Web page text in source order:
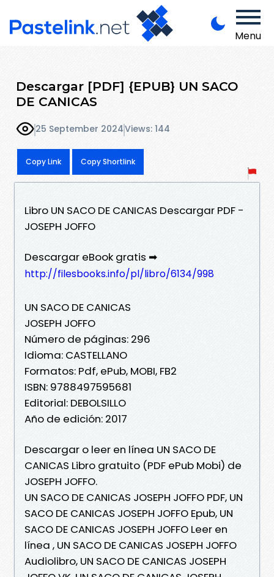
Menu
Descargar [PDF] {EPUB} UN SACO
DE CANICAS
25 September 2024Views: 144
Copy Link Copy Shortlink
Libro UN SACO DE CANICAS Descargar PDF -
JOSEPH JOFFO
Descargar eBook gratis ➡
http://filesbooks.info/pl/libro/6134/998
UN SACO DE CANICAS
JOSEPH JOFFO
Número de páginas: 296
Idioma: CASTELLANO
Formatos: Pdf, ePub, MOBI, FB2
ISBN: 9788497595681
Editorial: DEBOLSILLO
Año de edición: 2017
Descargar o leer en línea UN SACO DE
CANICAS Libro gratuito (PDF ePub Mobi) de
JOSEPH JOFFO.
UN SACO DE CANICAS JOSEPH JOFFO PDF, UN
SACO DE CANICAS JOSEPH JOFFO Epub, UN
SACO DE CANICAS JOSEPH JOFFO Leer en
línea , UN SACO DE CANICAS JOSEPH JOFFO
Audiolibro, UN SACO DE CANICAS JOSEPH